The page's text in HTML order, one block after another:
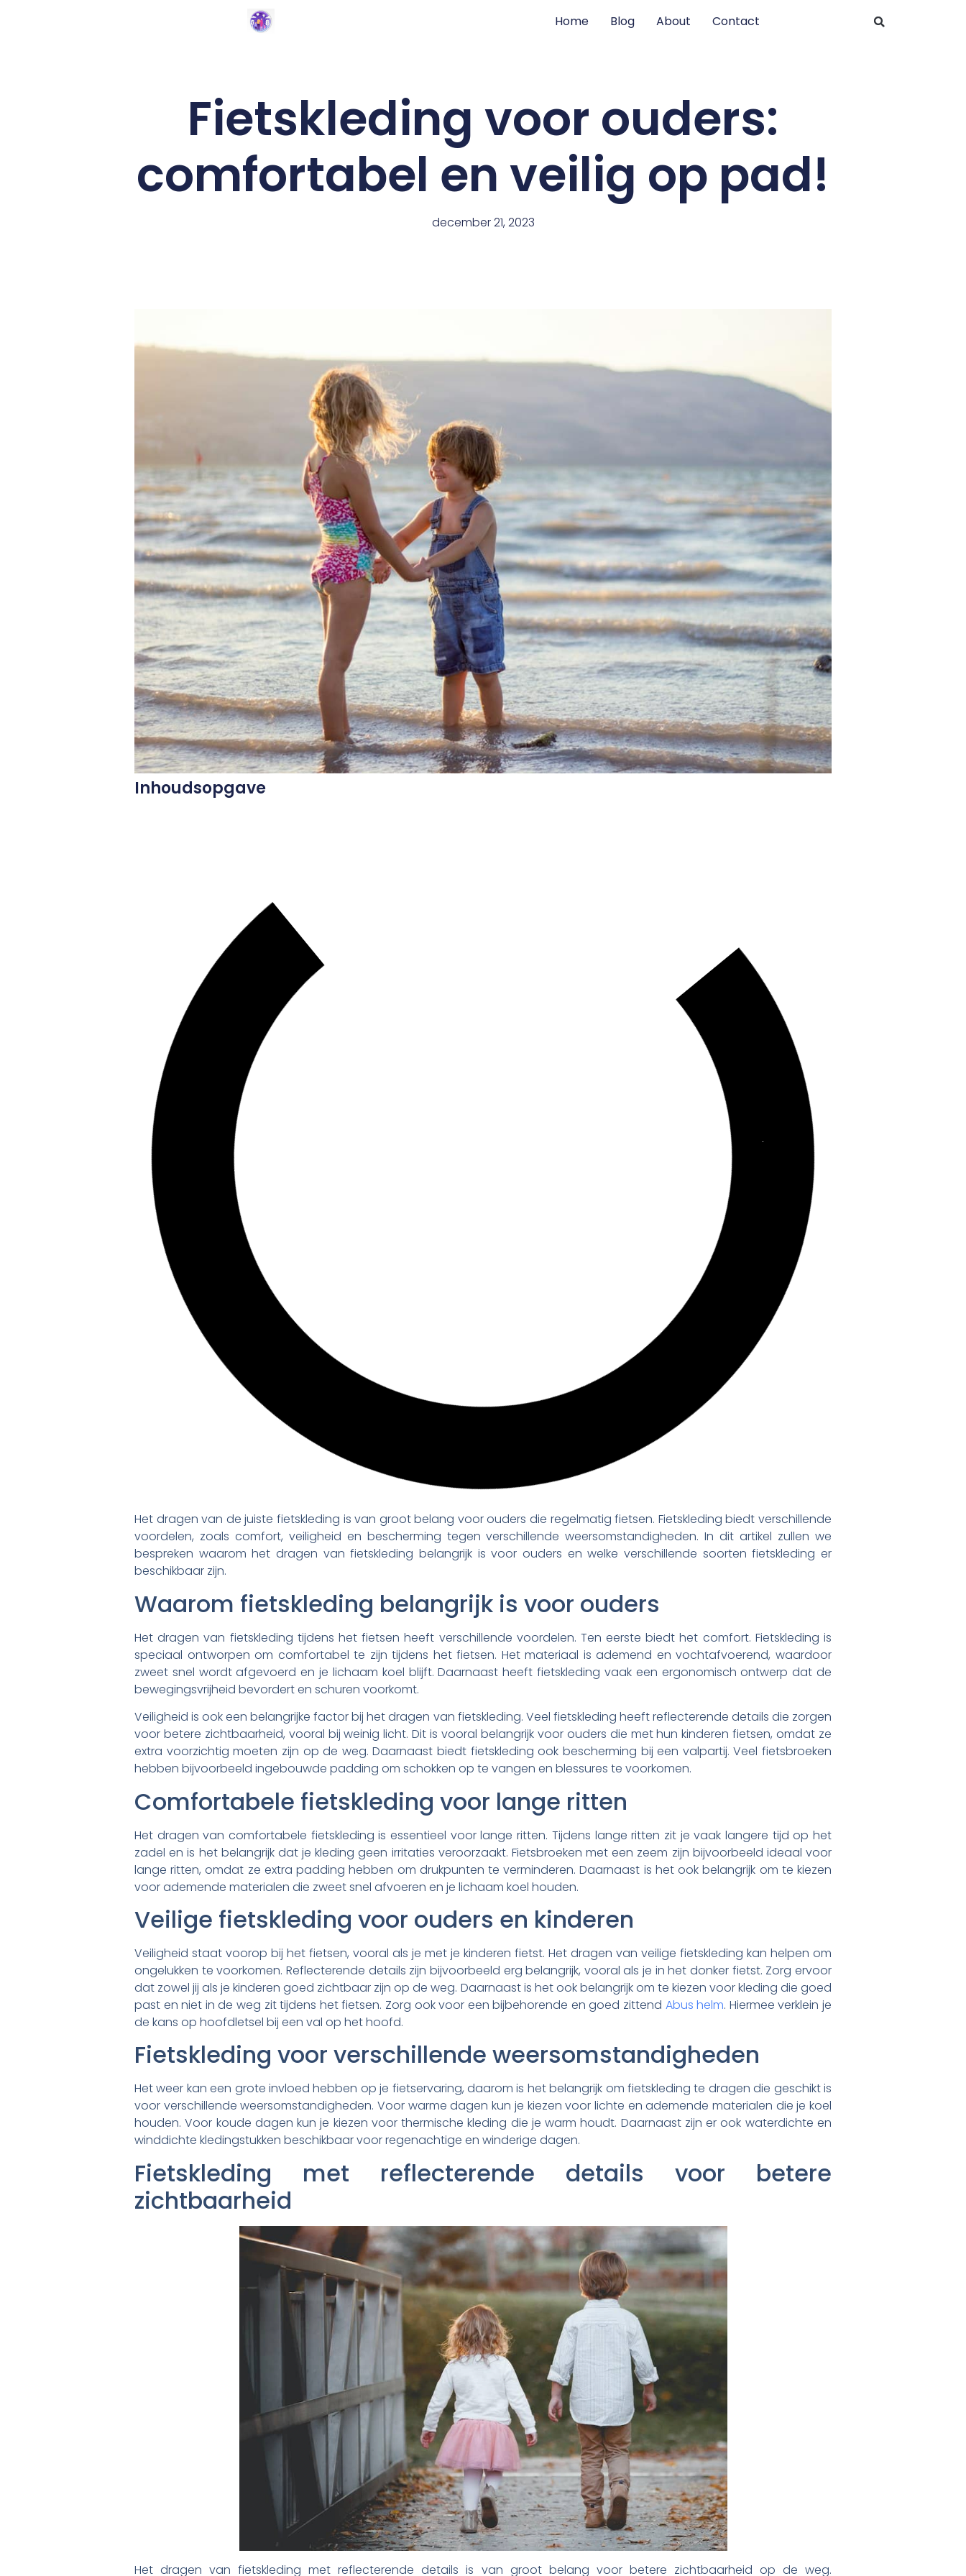
Home Blog About Contact
Fietskleding voor ouders:
comfortabel en veilig op pad!
december 21, 2023
Inhoudsopgave
Het dragen van de juiste fietskleding is van groot belang voor ouders die regelmatig fietsen. Fietskleding biedt verschillende
voordelen, zoals comfort, veiligheid en bescherming tegen verschillende weersomstandigheden. In dit artikel zullen we
bespreken waarom het dragen van fietskleding belangrijk is voor ouders en welke verschillende soorten fietskleding er
beschikbaar zijn.
Waarom fietskleding belangrijk is voor ouders
Het dragen van fietskleding tijdens het fietsen heeft verschillende voordelen. Ten eerste biedt het comfort. Fietskleding is
speciaal ontworpen om comfortabel te zijn tijdens het fietsen. Het materiaal is ademend en vochtafvoerend, waardoor
zweet snel wordt afgevoerd en je lichaam koel blijft. Daarnaast heeft fietskleding vaak een ergonomisch ontwerp dat de
bewegingsvrijheid bevordert en schuren voorkomt.
Veiligheid is ook een belangrijke factor bij het dragen van fietskleding. Veel fietskleding heeft reflecterende details die zorgen
voor betere zichtbaarheid, vooral bij weinig licht. Dit is vooral belangrijk voor ouders die met hun kinderen fietsen, omdat ze
extra voorzichtig moeten zijn op de weg. Daarnaast biedt fietskleding ook bescherming bij een valpartij. Veel fietsbroeken
hebben bijvoorbeeld ingebouwde padding om schokken op te vangen en blessures te voorkomen.
Comfortabele fietskleding voor lange ritten
Het dragen van comfortabele fietskleding is essentieel voor lange ritten. Tijdens lange ritten zit je vaak langere tijd op het
zadel en is het belangrijk dat je kleding geen irritaties veroorzaakt. Fietsbroeken met een zeem zijn bijvoorbeeld ideaal voor
lange ritten, omdat ze extra padding hebben om drukpunten te verminderen. Daarnaast is het ook belangrijk om te kiezen
voor ademende materialen die zweet snel afvoeren en je lichaam koel houden.
Veilige fietskleding voor ouders en kinderen
Veiligheid staat voorop bij het fietsen, vooral als je met je kinderen fietst. Het dragen van veilige fietskleding kan helpen om
ongelukken te voorkomen. Reflecterende details zijn bijvoorbeeld erg belangrijk, vooral als je in het donker fietst. Zorg ervoor
dat zowel jij als je kinderen goed zichtbaar zijn op de weg. Daarnaast is het ook belangrijk om te kiezen voor kleding die goed
past en niet in de weg zit tijdens het fietsen. Zorg ook voor een bijbehorende en goed zittend Abus helm. Hiermee verklein je
de kans op hoofdletsel bij een val op het hoofd.
Fietskleding voor verschillende weersomstandigheden
Het weer kan een grote invloed hebben op je fietservaring, daarom is het belangrijk om fietskleding te dragen die geschikt is
voor verschillende weersomstandigheden. Voor warme dagen kun je kiezen voor lichte en ademende materialen die je koel
houden. Voor koude dagen kun je kiezen voor thermische kleding die je warm houdt. Daarnaast zijn er ook waterdichte en
winddichte kledingstukken beschikbaar voor regenachtige en winderige dagen.
Fietskleding met reflecterende details voor betere
zichtbaarheid
Het dragen van fietskleding met reflecterende details is van groot belang voor betere zichtbaarheid op de weg.